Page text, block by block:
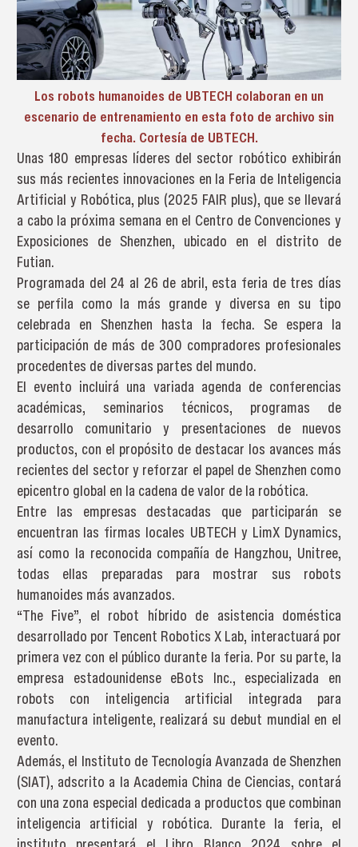
Los robots humanoides de UBTECH colaboran en un
escenario de entrenamiento en esta foto de archivo sin
fecha. Cortesía de UBTECH.
Unas 180 empresas líderes del sector robótico exhibirán
sus más recientes innovaciones en la Feria de Inteligencia
Artificial y Robótica, plus (2025 FAIR plus), que se llevará
a cabo la próxima semana en el Centro de Convenciones y
Exposiciones de Shenzhen, ubicado en el distrito de
Futian.
Programada del 24 al 26 de abril, esta feria de tres días
se perfila como la más grande y diversa en su tipo
celebrada en Shenzhen hasta la fecha. Se espera la
participación de más de 300 compradores profesionales
procedentes de diversas partes del mundo.
El evento incluirá una variada agenda de conferencias
académicas, seminarios técnicos, programas de
desarrollo comunitario y presentaciones de nuevos
productos, con el propósito de destacar los avances más
recientes del sector y reforzar el papel de Shenzhen como
epicentro global en la cadena de valor de la robótica.
Entre las empresas destacadas que participarán se
encuentran las firmas locales UBTECH y LimX Dynamics,
así como la reconocida compañía de Hangzhou, Unitree,
todas ellas preparadas para mostrar sus robots
humanoides más avanzados.
“The Five”, el robot híbrido de asistencia doméstica
desarrollado por Tencent Robotics X Lab, interactuará por
primera vez con el público durante la feria. Por su parte, la
empresa estadounidense eBots Inc., especializada en
robots con inteligencia artificial integrada para
manufactura inteligente, realizará su debut mundial en el
evento.
Además, el Instituto de Tecnología Avanzada de Shenzhen
(SIAT), adscrito a la Academia China de Ciencias, contará
con una zona especial dedicada a productos que combinan
inteligencia artificial y robótica. Durante la feria, el